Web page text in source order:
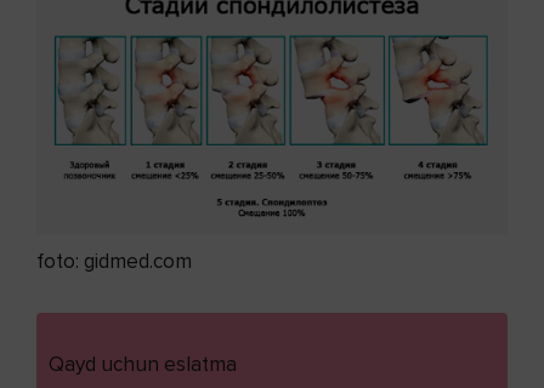
foto: gidmed.com
Qayd uchun eslatma